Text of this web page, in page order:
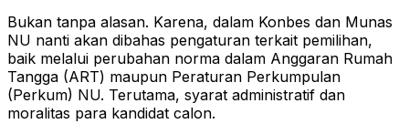
Bukan tanpa alasan. Karena, dalam Konbes dan Munas
NU nanti akan dibahas pengaturan terkait pemilihan,
baik melalui perubahan norma dalam Anggaran Rumah
Tangga (ART) maupun Peraturan Perkumpulan
(Perkum) NU. Terutama, syarat administratif dan
moralitas para kandidat calon.